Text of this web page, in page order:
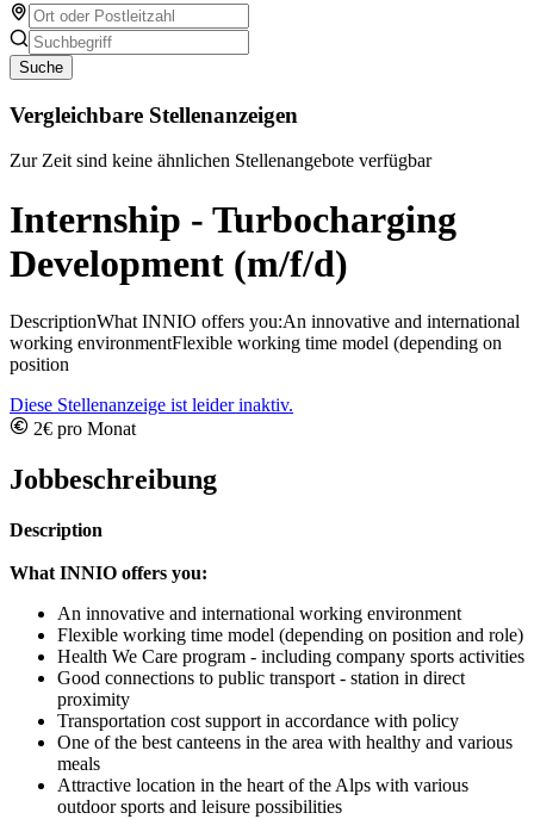
Suche
Vergleichbare Stellenanzeigen
Zur Zeit sind keine ähnlichen Stellenangebote verfügbar
Internship - Turbocharging
Development (m/f/d)
DescriptionWhat INNIO offers you:An innovative and international
working environmentFlexible working time model (depending on
position
Diese Stellenanzeige ist leider inaktiv.
2€ pro Monat
Jobbeschreibung
Description
What INNIO offers you:
An innovative and international working environment
Flexible working time model (depending on position and role)
Health We Care program - including company sports activities
Good connections to public transport - station in direct
proximity
Transportation cost support in accordance with policy
One of the best canteens in the area with healthy and various
meals
Attractive location in the heart of the Alps with various
outdoor sports and leisure possibilities